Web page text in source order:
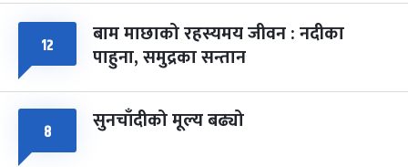
८ फागुपूर्णिमा
चैत्र ८, २०८३-Mar 22, 2027
७ महिना बाँकी
१२ बाम माछाको रहस्यमय जीवन : नदीका
पाहुना, समुद्रका सन्तान
८ सुनचाँदीको मूल्य बढ्यो